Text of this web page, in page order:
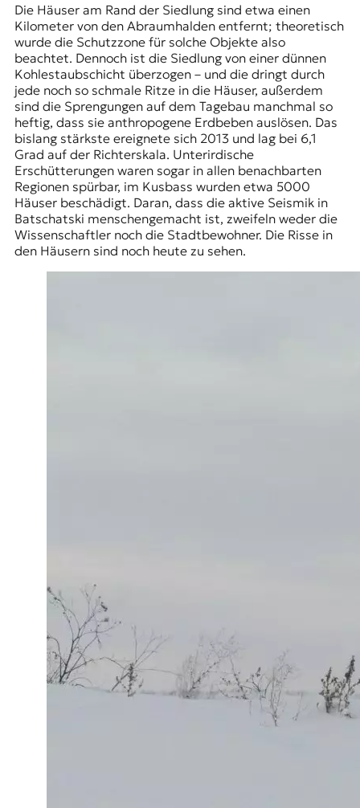
Die Häuser am Rand der Siedlung sind etwa einen
Kilometer von den Abraumhalden entfernt; theoretisch
wurde die Schutzzone für solche Objekte also
beachtet. Dennoch ist die Siedlung von einer dünnen
Kohlestaubschicht überzogen – und die dringt durch
jede noch so schmale Ritze in die Häuser, außerdem
sind die Sprengungen auf dem Tagebau manchmal so
heftig, dass sie anthropogene Erdbeben auslösen. Das
bislang stärkste ereignete sich 2013 und lag bei 6,1
Grad auf der Richterskala. Unterirdische
Erschütterungen waren sogar in allen benachbarten
Regionen spürbar, im Kusbass wurden etwa 5000
Häuser beschädigt. Daran, dass die aktive Seismik in
Batschatski menschengemacht ist, zweifeln weder die
Wissenschaftler noch die Stadtbewohner. Die Risse in
den Häusern sind noch heute zu sehen.